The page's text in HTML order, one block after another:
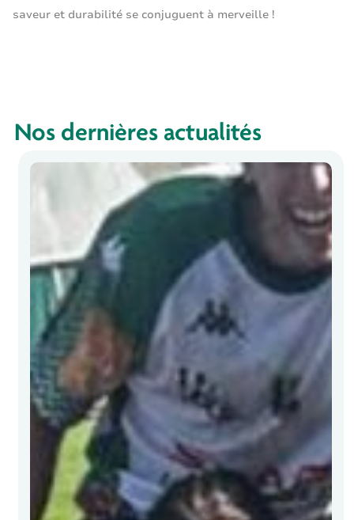
saveur et durabilité se conjuguent à merveille !
Nos dernières actualités